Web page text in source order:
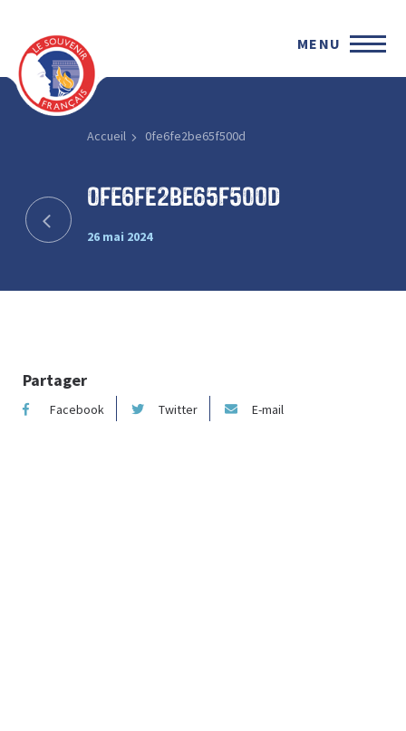
MENU
Accueil 0fe6fe2be65f500d
0fe6fe2be65f500d
26 mai 2024
Partager
Facebook Twitter E-mail